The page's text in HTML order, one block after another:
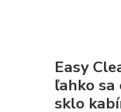
Easy
ľahko sa
sklo